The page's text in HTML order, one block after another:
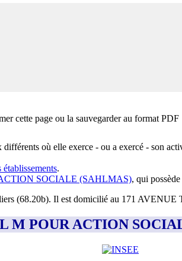
cette page ou la sauvegarder au format PDF
différents où elle exerce - ou a exercé - son
établissements.
SOCIALE (SAHLMAS), qui possède
(68.20b). Il est domicilié au 171 AVENUE
M POUR ACTION